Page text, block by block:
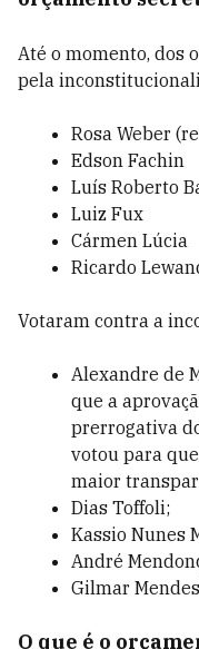
Até o momento, dos
pela
Rosa Weber
Edson Fachin
Luís Roberto
Luiz Fux
Cármen Lúcia
Ricardo
Votaram contra a
Alexandre de
que a
prerrogativa
votou para
maior
Dias Toffoli;
Kassio Nunes
André
Gilmar Mendes
O que é o